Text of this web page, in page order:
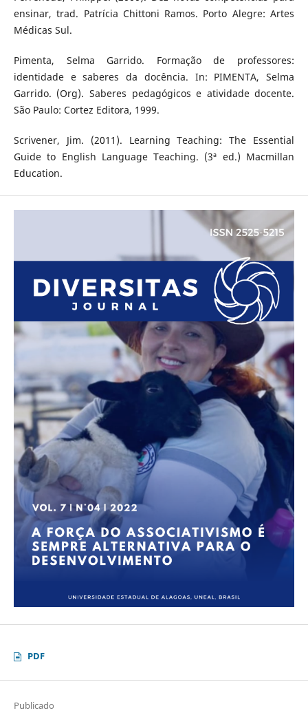
ensinar, trad. Patrícia Chittoni Ramos. Porto Alegre: Artes
Médicas Sul.
Pimenta, Selma Garrido. Formação de professores:
identidade e saberes da docência. In: PIMENTA, Selma
Garrido. (Org). Saberes pedagógicos e atividade docente.
São Paulo: Cortez Editora, 1999.
Scrivener, Jim. (2011). Learning Teaching: The Essential
Guide to English Language Teaching. (3ª ed.) Macmillan
Education.
PDF
Publicado